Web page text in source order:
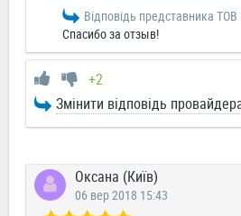
Відповідь представника
Спасибо за отзыв!
+2
Змінити відповідь
Оксана (Київ)
06 вер 2018 15:43